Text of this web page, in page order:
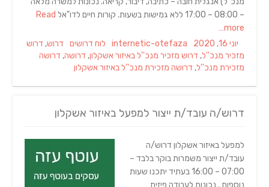
– 08:00 – 17:00 ללא גמישות בשעות. קורות חיים לדו"אל
Read
more…
Posted
on
יוני 16, 2020 Author
internetic-otefaza
Categories
לוח דרושים Tags
דרוש, דרוש
מזכיר מנכ''ל, דרוש מזכיר מנכ''ל באיזור אשקלון, דרושה, דרושה
מזכירת מנכ''ל, דרושה מזכירת מנכ''ל באיזור אשקלון
דרוש/ה עובד/ת ייצור למפעל באיזור אשקלון
למפעל באיזור אשקלון דרוש/ה
עובד/ת ייצור משמרות בוקר בלבד –
07:00 – 16:00 בעתיד יתכנו שעות
נוספות . נכונות לעבודה פיזית